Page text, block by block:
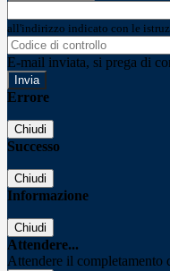
all'indirizzo indicato con le
E-mail inviata, si prega di
Errore
Chiudi
Successo
Chiudi
Informazione
Chiudi
Attendere...
Attendere il completamento